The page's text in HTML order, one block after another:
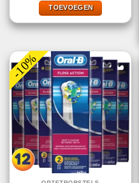
€9,77.
€2,99.
TOEVOEGEN
-10%